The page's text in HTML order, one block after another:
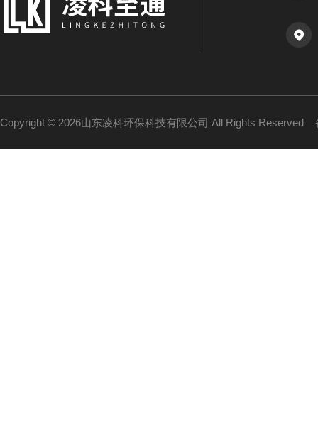
Copyright © 2026山东凌科环保科技有限公司 All Rights Reserved